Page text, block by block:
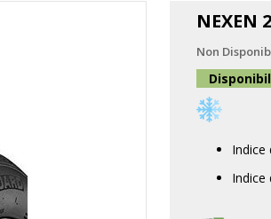
NEXEN
Non
Indice
Indice